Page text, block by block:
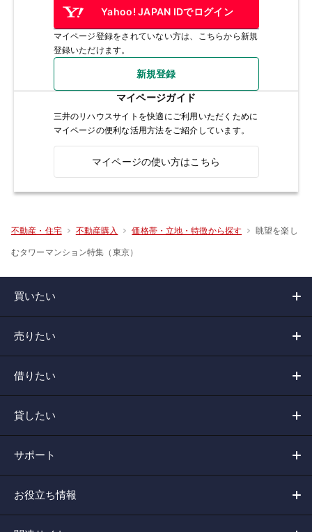
Yahoo! JAPAN IDでログイン
マイページ登録をされていない方は、こちらから新規
登録いただけます。
新規登録
マイページガイド
三井のリハウスサイトを快適にご利用いただくために
マイページの便利な活用方法をご紹介しています。
マイページの使い方はこちら
不動産・住宅 不動産購入 価格帯・立地・特徴から探す 眺望を楽し
むタワーマンション特集（東京）
買いたい
売りたい
借りたい
貸したい
サポート
お役立ち情報